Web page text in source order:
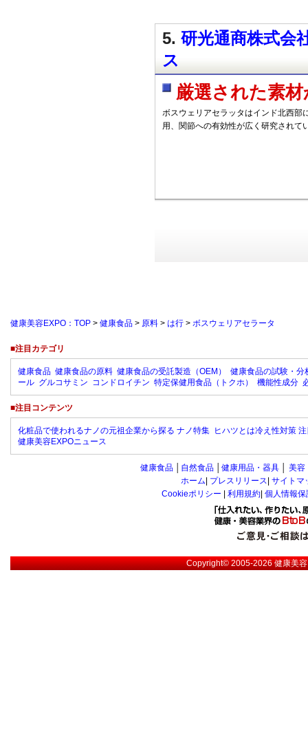
5. 研光通商株式会
ス
厳選された素
ボスウェリアセラッタはインド北西部
用、関節への有効性が広く研究されて
健康美容EXPO：TOP > 健康食品 > 原料 > は行 > ボスウェリアセラータ
■注目カテゴリ
健康食品 健康食品の原料 健康食品の受託製造（OEM）
健康食品の試験・分
ール グルコサミン コンドロイチン 特定保健用食品（トクホ） 機能性成分
■注目コンテンツ
化粧品で使われるナノの元祖企業から探る ナノ特集 ヒハツとは冷え性対策
健康美容EXPOニュース
健康食品 自然食品 健康用品・器具 美容
ホーム プレスリリース サイトマ
Cookieポリシー
利用規約 個人情報
Copyright© 2005-2026健康美